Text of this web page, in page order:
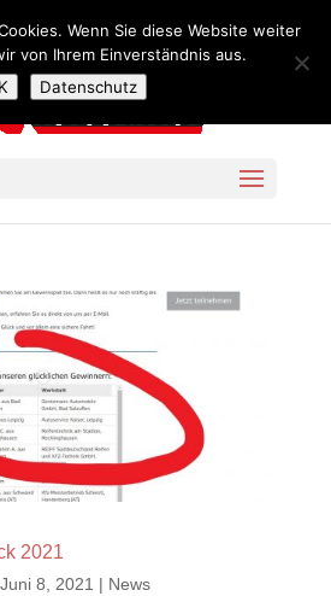
2021
Juni 8, 2021 | News
Wenn Sie diese Website weiter
von Ihrem Einverständnis aus.
Datenschutz